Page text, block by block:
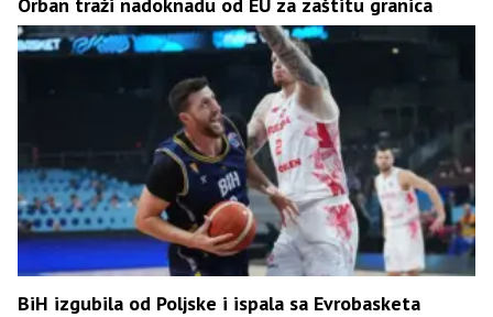
Orban traži nadoknadu od EU za zaštitu granica
BiH izgubila od Poljske i ispala sa Evrobasketa